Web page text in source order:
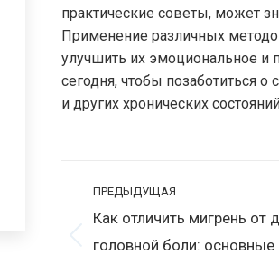
практические советы, может
Применение различных
улучшить их эмоциональное и
сегодня, чтобы позаботиться
и других хронических
записям
ПРЕДЫДУЩАЯ
Предыдущая
Как отличить мигрень от
головной боли: основные